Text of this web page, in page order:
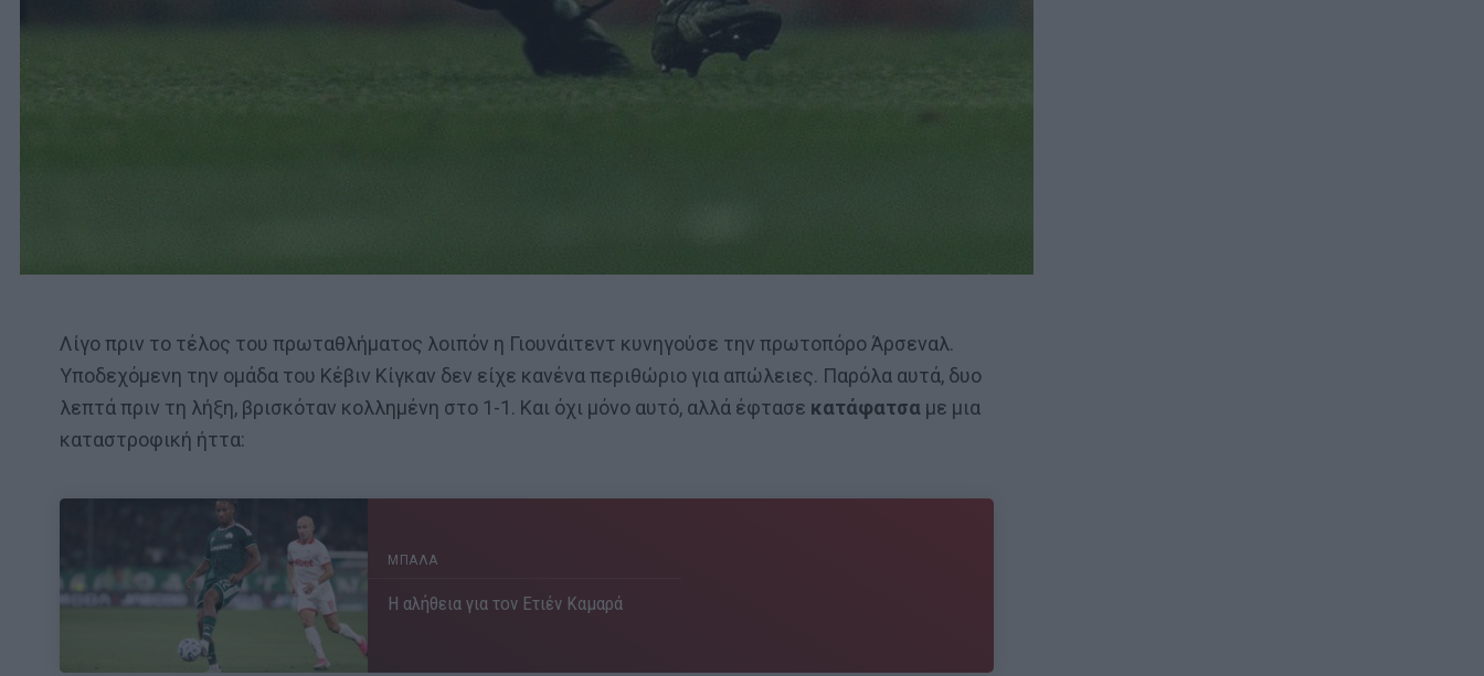
Λίγο πριν το τέλος του πρωταθλήματος λοιπόν η Γιουνάιτεντ κυνηγούσε την πρωτοπόρο Άρσεναλ.
Υποδεχόμενη την ομάδα του Κέβιν Κίγκαν δεν είχε κανένα περιθώριο για απώλειες. Παρόλα αυτά, δυο
λεπτά πριν τη λήξη, βρισκόταν κολλημένη στο 1-1. Και όχι μόνο αυτό, αλλά έφτασε κατάφατσα με μια
καταστροφική ήττα:
ΜΠΑΛΑ
Η αλήθεια για τον Ετιέν Καμαρά